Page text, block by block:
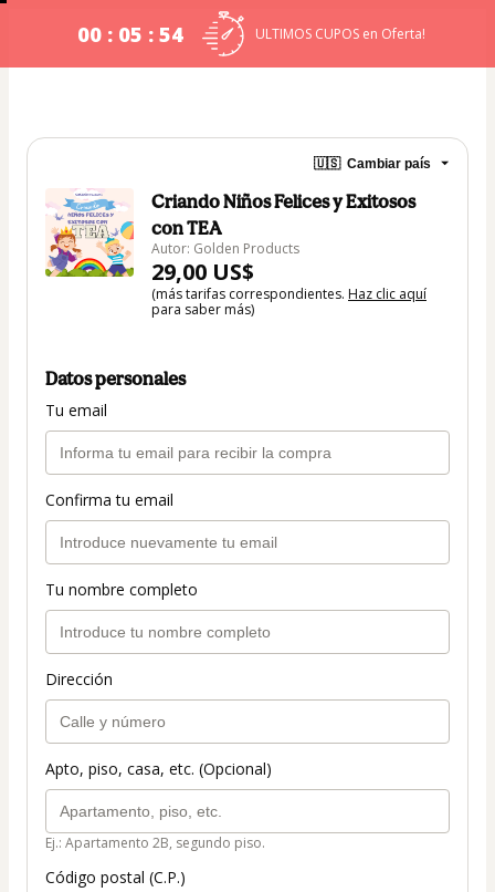
00 : 05 : 54 ULTIMOS CUPOS en Oferta!
🇺🇸 Cambiar país
Criando Niños Felices y Exitosos
con TEA
Autor: Golden Products
29,00 US$
(más tarifas correspondientes. Haz clic aquí
para saber más)
Datos personales
Tu email
Confirma tu email
Tu nombre completo
Dirección
Apto, piso, casa, etc. (Opcional)
Ej.: Apartamento 2B, segundo piso.
Código postal (C.P.)